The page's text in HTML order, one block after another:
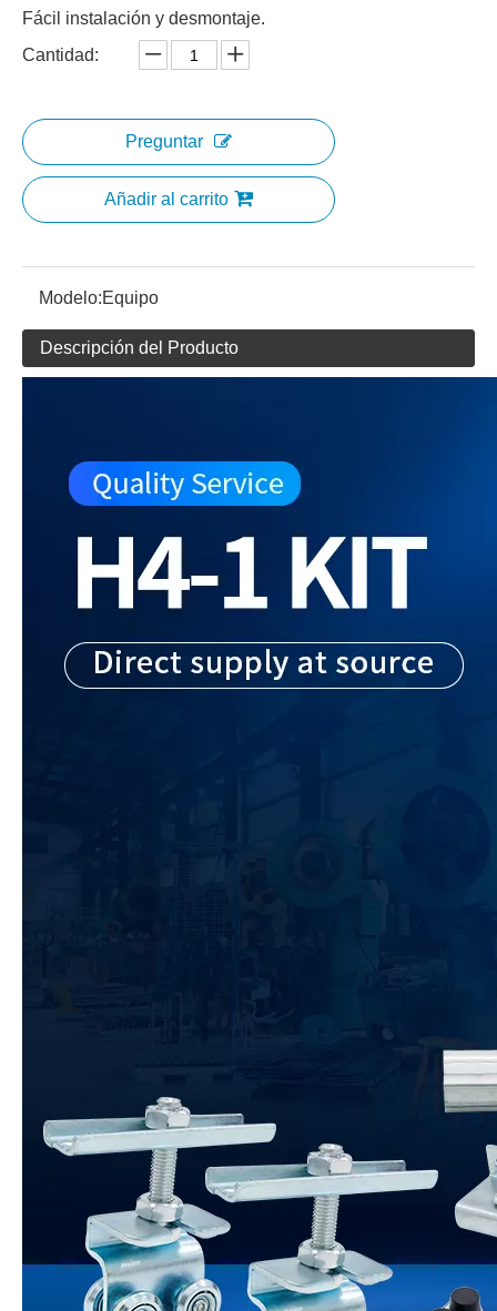
Fácil instalación y desmontaje.
Cantidad:
Preguntar
Añadir al carrito
Modelo:Equipo
Descripción del Producto